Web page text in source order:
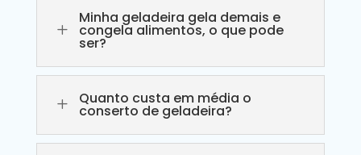
L
Minha geladeira gela demais e
congela alimentos, o que pode
ser?
L Quanto custa em média o
conserto de geladeira?